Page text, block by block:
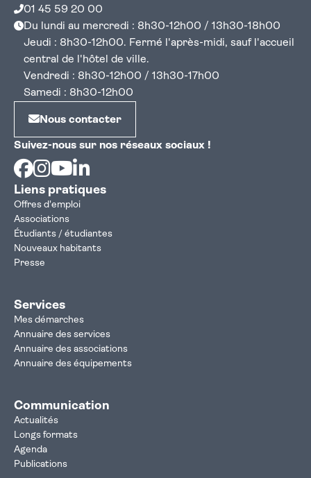
01 45 59 20 00
Du lundi au mercredi : 8h30-12h00 / 13h30-18h00
Jeudi : 8h30-12h00. Fermé l'après-midi, sauf l'accueil
central de l'hôtel de ville.
Vendredi : 8h30-12h00 / 13h30-17h00
Samedi : 8h30-12h00
Nous contacter
Suivez-nous sur nos réseaux sociaux !
Facebook
Instagram
Youtube
Liens pratiques
Offres d'emploi
Associations
Étudiants / étudiantes
Nouveaux habitants
Presse
Services
Mes démarches
Annuaire des services
Annuaire des associations
Annuaire des équipements
Communication
Actualités
Longs formats
Agenda
Publications